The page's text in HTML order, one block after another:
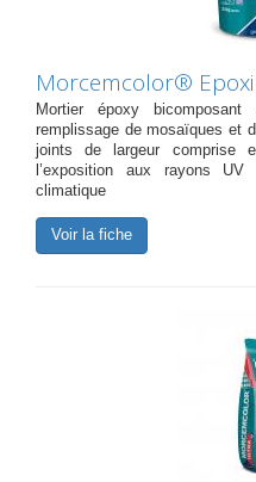
Morcemcolor® Epoxi
Mortier époxy
remplissage de mosaïques et
joints de largeur
l’exposition aux rayons
climatique
Voir la fiche